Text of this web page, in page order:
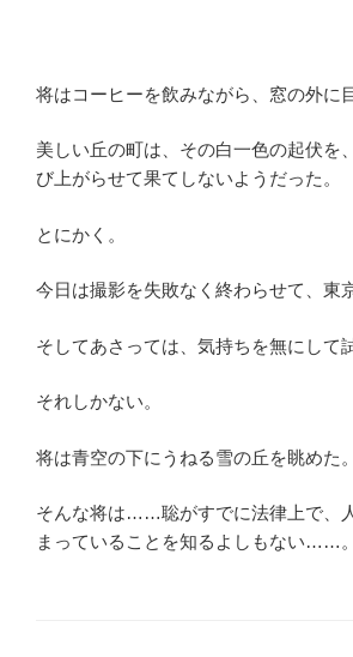
将はコーヒーを飲みながら、窓の外に
美しい丘の町は、その白一色の起伏を
び上がらせて果てしないようだった。
とにかく。
今日は撮影を失敗なく終わらせて、東
そしてあさっては、気持ちを無にして
それしかない。
将は青空の下にうねる雪の丘を眺めた。
そんな将は……聡がすでに法律上で、
まっていることを知るよしもない……。